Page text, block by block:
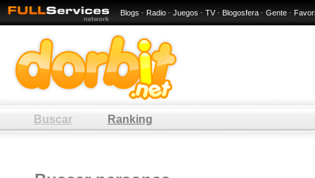
Blogs · Radio · Juegos · TV · Blogosfera · Gente ·
: 10 / 80 -
Buscar Ranking